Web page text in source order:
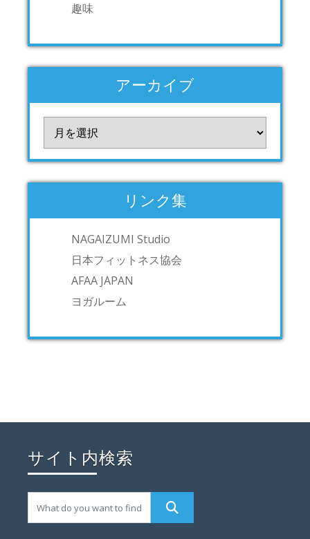
趣味
アーカイブ
カ
リンク集
NAGAIZUMI Studio
日本フィットネス協会
AFAA JAPAN
ヨガルーム
サイト内検索